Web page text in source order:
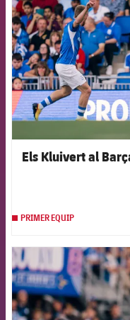
Els Kluivert al
PRIMER EQUIP